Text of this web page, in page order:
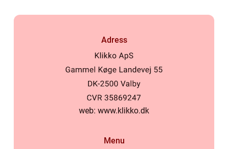
Adress
web: www.klikko.dk
Menu